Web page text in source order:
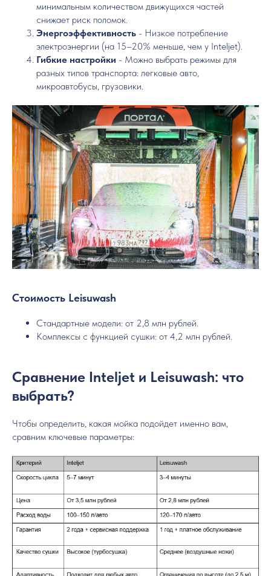
минимальным количеством движущихся частей
снижает риск поломок.
Энергоэффективность - Низкое потребление
электроэнергии (на 15–20% меньше, чем у Inteljet).
Гибкие настройки - Можно выбрать режимы для
разных типов транспорта: легковые авто,
микроавтобусы, грузовики.
Стоимость Leisuwash
Стандартные модели: от 2,8 млн рублей.
Комплексы с функцией сушки: от 4,2 млн рублей.
Сравнение Inteljet и Leisuwash: что
выбрать?
Чтобы определить, какая мойка подойдет именно вам,
сравним ключевые параметры: